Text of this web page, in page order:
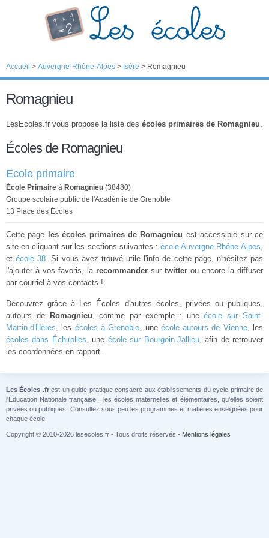
Accueil > Auvergne-Rhône-Alpes > Isère > Romagnieu
Romagnieu
LesEcoles.fr vous propose la liste des écoles primaires de Romagnieu.
Écoles de Romagnieu
Ecole primaire
École Primaire à Romagnieu (38480)
Groupe scolaire public de l'Académie de Grenoble
13 Place des Écoles
Cette page les écoles primaires de Romagnieu est accessible sur ce
site en cliquant sur les sections suivantes : école Auvergne-Rhône-Alpes,
etécole 38. Si vous avez trouvé utile l'info de cette page, n'hésitez pas
l'ajouter à vos favoris, la recommander sur twitter ou encore la diffuser
par courriel à vos contacts !
Découvrez grâce à Les Écoles d'autres écoles, privées ou publiques,
autours de
Romagnieu, comme par exemple : uneécole sur Saint-
Martin-d'Hères, les écoles à Grenoble, une école autours de Vienne, les
écoles dans Échirolles, une école sur Bourgoin-Jallieu, afin de retrouver
les coordonnées en rapport.
Les Écoles .frest un guide pratique consacré aux établissements du cycle primaire de
l'Éducation Nationale française : les écoles maternelles et élémentaires, qu'elles soient
privées ou publiques. Consultez sous peu les programmes et matières enseignées pour
chaque école.
Copyright © 2010-2026 lesecoles.fr - Tous droits réservés - Mentions légales